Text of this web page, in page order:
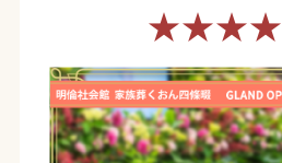
★★★★